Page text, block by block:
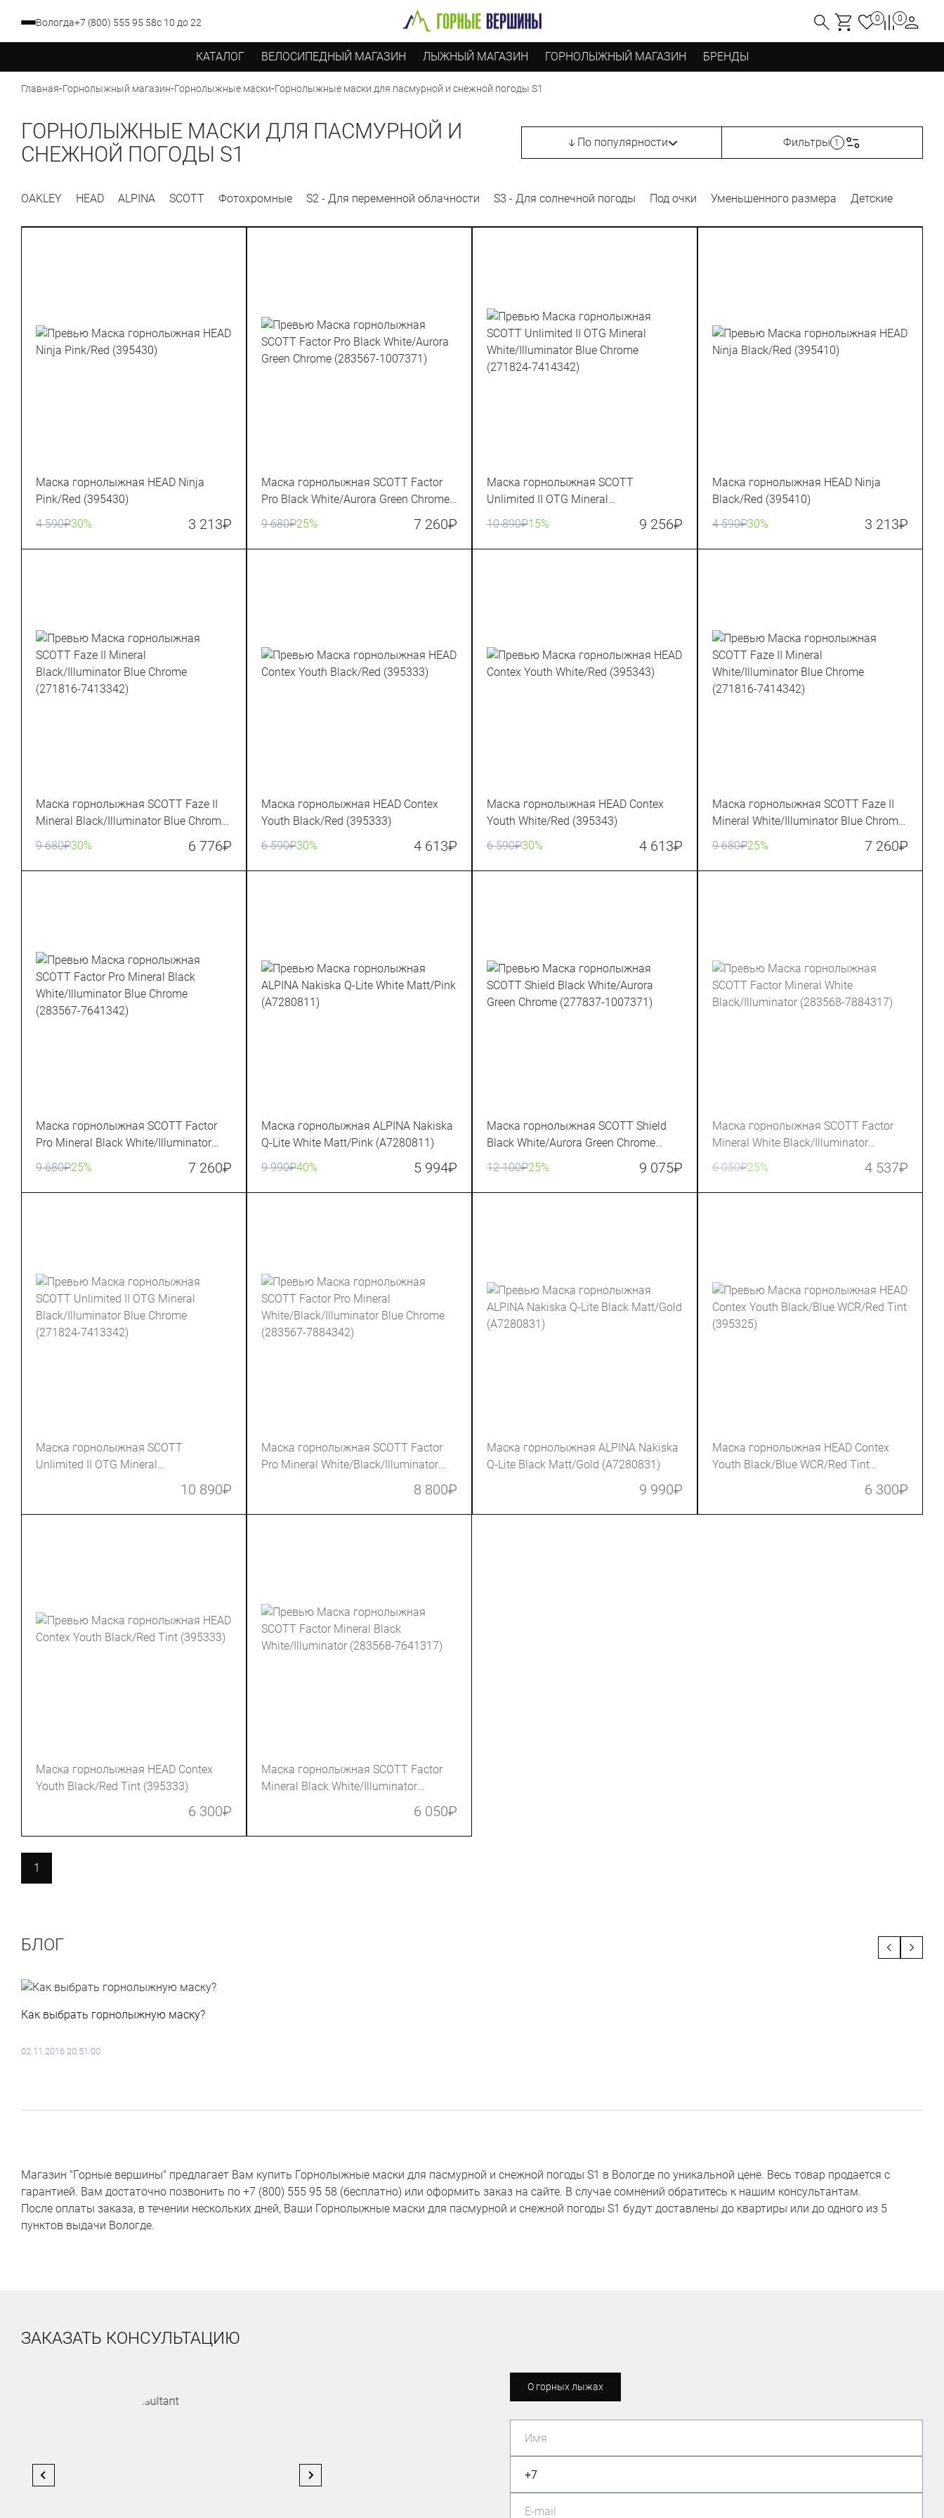
Вологда+7 (800) 555 95 58с 10 до 22 0 0
КАТАЛОГ ВЕЛОСИПЕДНЫЙ МАГАЗИН ЛЫЖНЫЙ МАГАЗИН ГОРНОЛЫЖНЫЙ МАГАЗИН БРЕНДЫ
Главная-Горнолыжный магазин-Горнолыжные маски-Горнолыжные маски для пасмурной и снежной погоды S1
ГОРНОЛЫЖНЫЕ МАСКИ ДЛЯ ПАСМУРНОЙ И
СНЕЖНОЙ ПОГОДЫ S1
По популярности Фильтры 1
OAKLEY HEAD ALPINA SCOTT Фотохромные S2 - Для переменной облачности S3 - Для солнечной погоды Под очки Уменьшенного размера Детские
Маска горнолыжная HEAD Ninja
Pink/Red (395430)
4 590₽30% 3 213₽
Маска горнолыжная SCOTT Factor
Pro Black White/Aurora Green Chrome
(283567-1007371)
9 680₽25% 7 260₽
Маска горнолыжная SCOTT
Unlimited II OTG Mineral
White/Illuminator Blue Chrome
10 890₽15% 9 256₽
Маска горнолыжная HEAD Ninja
Black/Red (395410)
4 590₽30% 3 213₽
Маска горнолыжная SCOTT Faze II
Mineral Black/Illuminator Blue Chrome
(271816-7413342)
9 680₽30% 6 776₽
Маска горнолыжная HEAD Contex
Youth Black/Red (395333)
6 590₽30% 4 613₽
Маска горнолыжная HEAD Contex
Youth White/Red (395343)
6 590₽30% 4 613₽
Маска горнолыжная SCOTT Faze II
Mineral White/Illuminator Blue Chrome
(271816-7414342)
9 680₽25% 7 260₽
Маска горнолыжная SCOTT Factor
Pro Mineral Black White/Illuminator
Blue Chrome (283567-7641342)
9 680₽25% 7 260₽
Маска горнолыжная ALPINA Nakiska
Q-Lite White Matt/Pink (A7280811)
9 990₽40% 5 994₽
Маска горнолыжная SCOTT Shield
Black White/Aurora Green Chrome
(277837-1007371)
12 100₽25% 9 075₽
Маска горнолыжная SCOTT Factor
Mineral White Black/Illuminator
(283568-7884317)
6 050₽25% 4 537₽
Маска горнолыжная SCOTT
Unlimited II OTG Mineral
Black/Illuminator Blue Chrome10 890₽
Маска горнолыжная SCOTT Factor
Pro Mineral White/Black/Illuminator
Blue Chrome (283567-7884342)8 800₽
Маска горнолыжная ALPINA Nakiska
Q-Lite Black Matt/Gold (A7280831)
9 990₽
Маска горнолыжная HEAD Contex
Youth Black/Blue WCR/Red Tint
6 300₽
Маска горнолыжная HEAD Contex
Youth Black/Red Tint (395333)
6 300₽
Маска горнолыжная SCOTT Factor
Mineral Black White/Illuminator
6 050₽
1
БЛОГ
Как выбрать горнолыжную маску?
02.11.2016 20:51:00
Магазин "Горные вершины" предлагает Вам купить Горнолыжные маски для пасмурной и снежной погоды S1 в Вологде по уникальной цене. Весь товар продается с
гарантией. Вам достаточно позвонить по +7 (800) 555 95 58 (бесплатно) или оформить заказ на сайте. В случае сомнений обратитесь к нашим консультантам.
После оплаты заказа, в течении нескольких дней, Ваши Горнолыжные маски для пасмурной и снежной погоды S1 будут доставлены до квартиры или до одного из 5
пунктов выдачи Вологде.
ЗАКАЗАТЬ КОНСУЛЬТАЦИЮ
О горных лыжах